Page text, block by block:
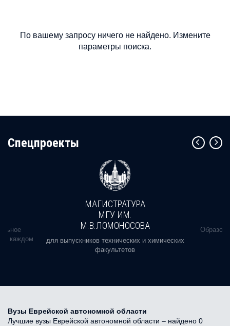
По вашему запросу ничего не найдено. Измените
параметры поиска.
Cпецпроекты
в каждом
МАГИСТРАТУРА
МГУ ИМ.
М.В.ЛОМОНОСОВА
для выпускников технических и химических
факультетов
Вузы Еврейской автономной области
Лучшие вузы Еврейской автономной области – найдено 0